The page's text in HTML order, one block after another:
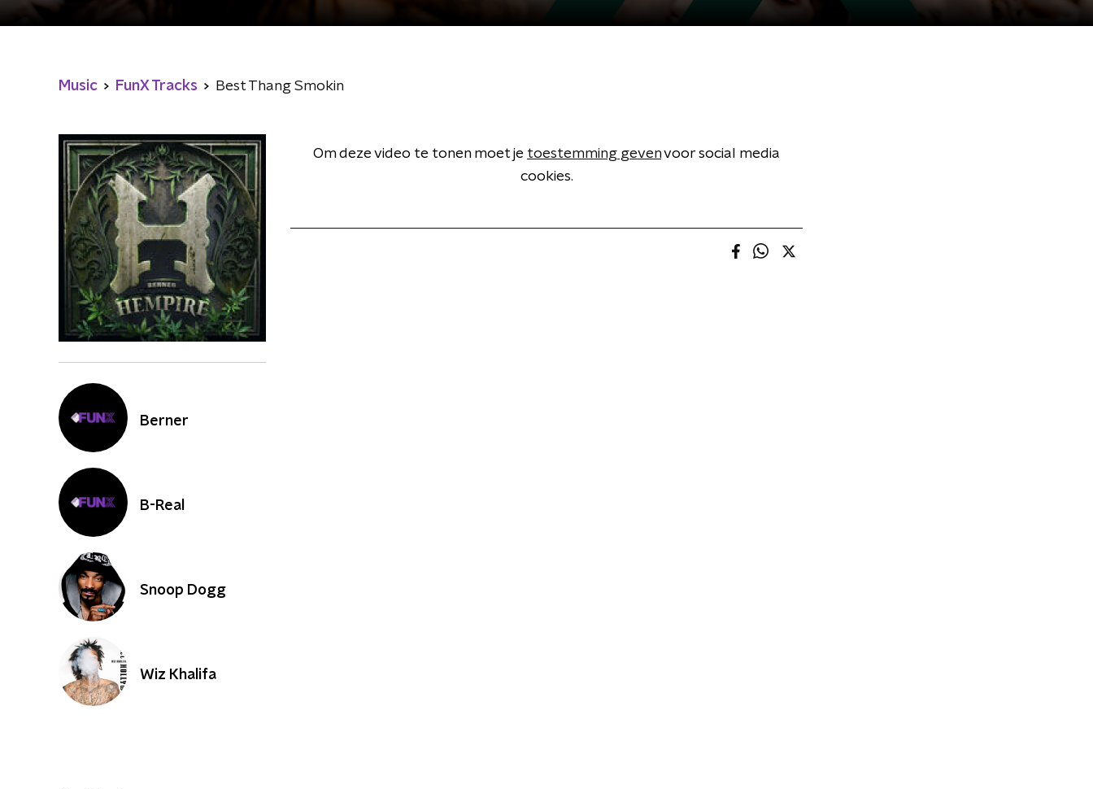
Music FunX Tracks Best Thang Smokin
Berner
B-Real
Snoop Dogg
Wiz Khalifa
Om deze video te tonen moet je toestemming gevenvoor social media
cookies.